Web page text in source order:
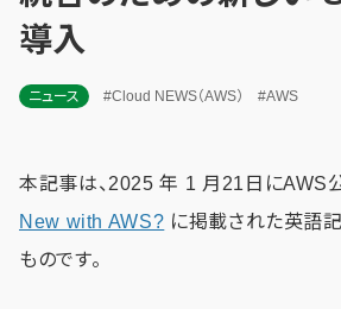
導入
ニュース #Cloud NEWS（AWS） #AWS
本記事は、2025 年 1 月21日にAWS
New with AWS? に掲載された英語
ものです。